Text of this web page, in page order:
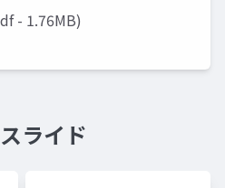
- 1.76MB)
ライド